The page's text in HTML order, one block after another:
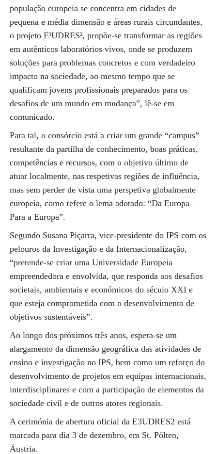
população europeia se concentra em cidades de
pequena e média dimensão e áreas rurais circundantes,
o projeto E³UDRES², propõe-se transformar as regiões
em autênticos laboratórios vivos, onde se produzem
soluções para problemas concretos e com verdadeiro
impacto na sociedade, ao mesmo tempo que se
qualificam jovens profissionais preparados para os
desafios de um mundo em mudança”, lê-se em
comunicado.
Para tal, o consórcio está a criar um grande “campus”
resultante da partilha de conhecimento, boas práticas,
competências e recursos, com o objetivo último de
atuar localmente, nas respetivas regiões de influência,
mas sem perder de vista uma perspetiva globalmente
europeia, como refere o lema adotado: “Da Europa –
Para a Europa”.
Segundo Susana Piçarra, vice-presidente do IPS com os
pelouros da Investigação e da Internacionalização,
“pretende-se criar uma Universidade Europeia
empreendedora e envolvida, que responda aos desafios
societais, ambientais e económicos do século XXI e
que esteja comprometida com o desenvolvimento de
objetivos sustentáveis”.
Ao longo dos próximos três anos, espera-se um
alargamento da dimensão geográfica das atividades de
ensino e investigação no IPS, bem como um reforço do
desenvolvimento de projetos em equipas internacionais,
interdisciplinares e com a participação de elementos da
sociedade civil e de outros atores regionais.
A cerimónia de abertura oficial da E3UDRES2 está
marcada para dia 3 de dezembro, em St. Pölten,
Áustria.